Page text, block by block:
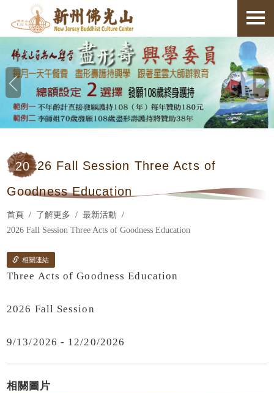
20 26 Fall Session Three Acts of
Goodness Education
首頁 了解更多
最新活動
2026 Fall Session Three Acts of Goodness Education
相關連結
Three Acts of Goodness Education
2026 Fall Session
9/13/2026 - 12/20/2026
相關圖片